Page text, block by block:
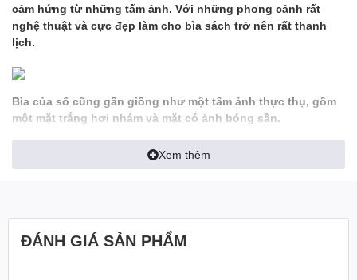
cảm hứng từ những tấm ảnh. Với những phong cảnh rất
nghệ thuật và cực đẹp làm cho bìa sách trở nên rất thanh
lịch.
Bìa của sổ cũng gần giống như một tấm ảnh thực thụ, gồm
một mặt trắng hơi nhám và mặt có ảnh bóng sần.
Lò xo kép là loại rất thịnh hành hiện nay bởi tính tiện dụng
của nó, vừa dễ lật lại còn dễ lấy trang rời.
Xem thêm
ĐÁNH GIÁ SẢN PHẨM